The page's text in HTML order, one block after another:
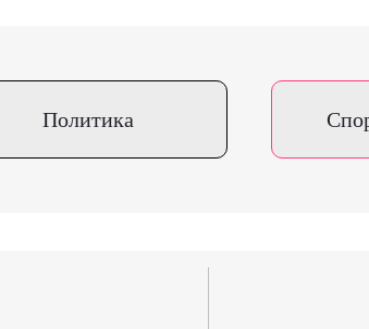
Политика